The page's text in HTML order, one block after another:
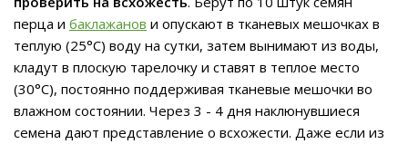
перца и баклажанов и опускают в тканевых мешочках в
теплую (25°С) воду на сутки, затем вынимают из воды,
кладут в плоскую тарелочку и ставят в теплое место
(30°С), постоянно поддерживая тканевые мешочки во
влажном состоянии. Через 3 - 4 дня наклюнувшиеся
семена дают представление о всхожести. Даже если из